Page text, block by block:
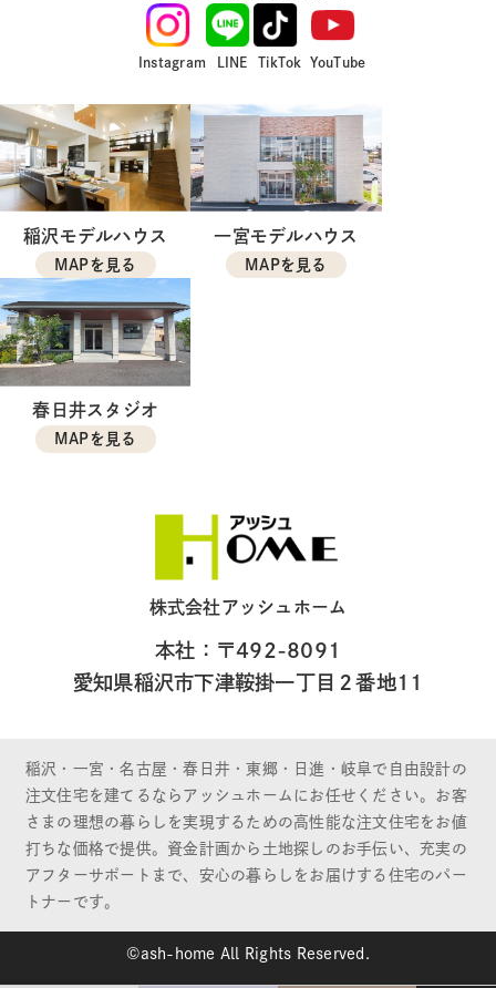
Instagram LINE TikTok YouTube
稲沢モデルハウス
MAPを見る
一宮モデルハウス
MAPを見る
春日井スタジオ
MAPを見る
株式会社アッシュホーム
本社：〒492-8091
愛知県稲沢市下津鞍掛一丁目２番地11
稲沢・一宮・名古屋・春日井・東郷・日進・岐阜で自由設計の
注文住宅を建てるならアッシュホームにお任せください。お客
さまの理想の暮らしを実現するための高性能な注文住宅をお値
打ちな価格で提供。資金計画から土地探しのお手伝い、充実の
アフターサポートまで、安心の暮らしをお届けする住宅のパー
トナーです。
©ash-home All Rights Reserved.